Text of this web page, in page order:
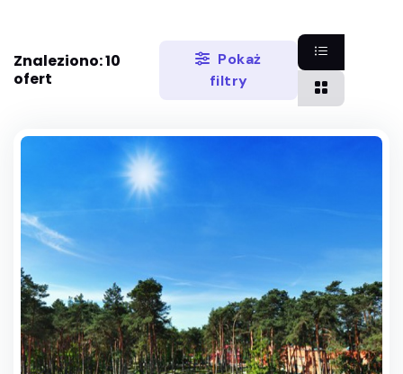
Znaleziono: 10
ofert
Pokaż
filtry